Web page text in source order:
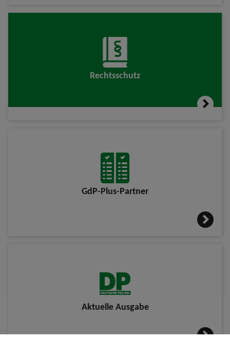
Rechtsschutz
GdP-Plus-Partner
Aktuelle Ausgabe